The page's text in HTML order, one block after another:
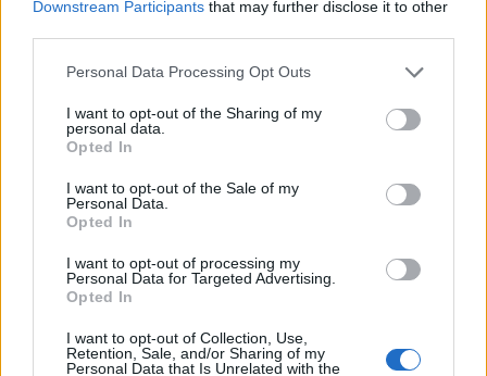
Downstream Participants that may further disclose it to other
Personal Data Processing Opt Outs
I want to opt-out of the Sharing of my
personal data.
Opted In
I want to opt-out of the Sale of my
Personal Data.
Opted In
I want to opt-out of processing my
Personal Data for Targeted Advertising.
Opted In
I want to opt-out of Collection, Use,
Retention, Sale, and/or Sharing of my
Personal Data that Is Unrelated with the
Διάβασε σχετικά
Επίσκεψη Λιθουανών στελεχών LEADER στο
Λεωνίδιο – Ανταλλαγή εμπειριών και γεύσεων
Με επιτυχία ολοκληρώθηκε το Peloponnese
Ακύρωση δρομολογίου Κινητής Μονάδας στον